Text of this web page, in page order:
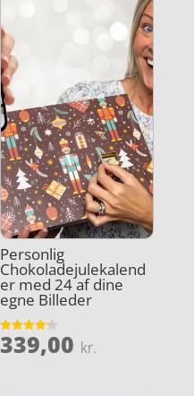
Personlig
Chokoladejulekalend
er med 24 af dine
egne Billeder
Vurderet
4.2
339,00 kr.